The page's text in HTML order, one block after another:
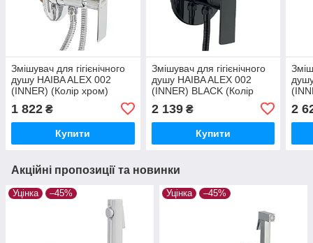
Змішувач для гігієнічного
душу HAIBA ALEX 002
(INNER) (Колір хром)
1 822 ₴
Купити
Змішувач для гігієнічного
душу HAIBA ALEX 002
(INNER) BLACK (Колір
2 139₴
Купити
2
Акційні пропозиції та новинки
Уцінка –45% Уцінка –45%